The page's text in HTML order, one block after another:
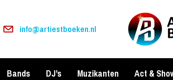
info@artiestboeken.nl
Bands DJ’s Muzikanten Act &